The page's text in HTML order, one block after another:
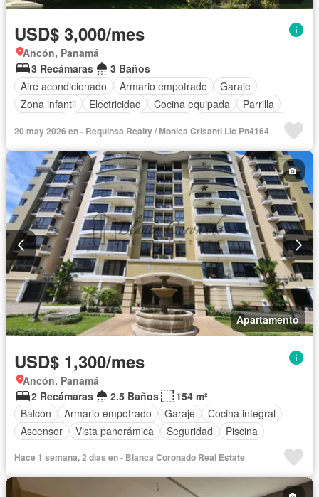
USD$ 3,000/mes
Ancón, Panamá
3 Recámaras
3 Baños
Aire acondicionado
Armario empotrado
Garaje
Zona infantil
Electricidad Cocina equipada
Parrilla
Cancha de tenis
20 may 2026 en - Requinsa Realty / Monica Crisanti Lic Pn4164
Apartamento
USD$ 1,300/mes
Ancón, Panamá
2 Recámaras
2.5 Baños
154 m²
Balcón
Armario empotrado Garaje
Cocina integral
Ascensor
Vista panorámica Seguridad Piscina
Hace 1 semana, 2 días en - Blanca Coronado Real Estate